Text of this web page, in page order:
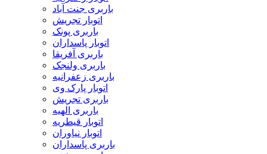
باربری جنت آباد
اتوبار تجریش
باربری پونک
اتوبار پاسداران
باربری آفریقا
باربری ولنجک
باربری زعفرانیه
اتوبار پارک وی
باربری تجریش
باربری الهیه
اتوبار قیطریه
اتوبار نیاوران
باربری پاسداران